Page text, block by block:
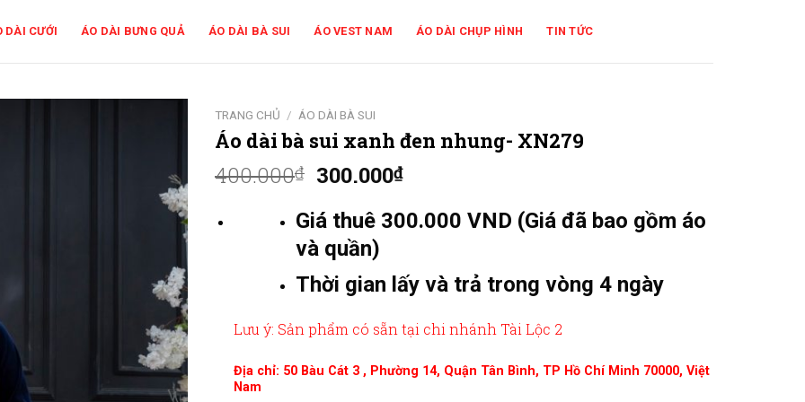
DÀI CƯỚI ÁO DÀI BƯNG QUẢ ÁO DÀI BÀ SUI ÁO VEST NAM ÁO DÀI CHỤP HÌNH TIN TỨC
TRANG CHỦ / ÁO DÀI BÀ SUI
Áo dài bà sui xanh đen nhung- XN279
400.000₫ 300.000₫
Giá thuê 300.000 VND (Giá đã bao gồm áo
và quần)
Thời gian lấy và trả trong vòng 4 ngày
Lưu ý: Sản phẩm có sẵn tại chi nhánh Tài Lộc 2
Địa chỉ: 50 Bàu Cát 3 , Phường 14, Quận Tân Bình, TP Hồ Chí Minh 70000, Việt
Nam